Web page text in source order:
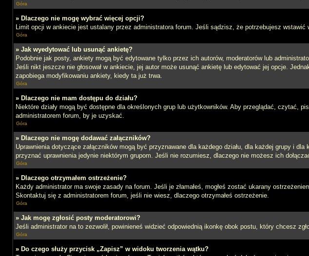
Góra
» Dlaczego nie mogę wybrać więcej opcji?
Limit opcji w ankiecie jest ustalany przez administratora forum. Jeśli sądzisz, że potrzebujesz
Góra
» Jak wyedytować lub usunąć ankietę?
Podobnie jak posty, ankiety mogą być edytowane tylko przez ich autorów, moderatorów lub
Jeśli nikt jeszcze nie głosował w ankiecie, jej autor może usunąć ankietę lub edytować jej opcje.
zapobiega modyfikowaniu ankiety, kiedy ta już trwa.
Góra
» Dlaczego nie mam dostępu do działu?
Niektóre działy mogą być dostępne dla określonych grup lub użytkowników. Aby przeglądać, czytać,
administratorem forum, by je uzyskać.
Góra
» Dlaczego nie mogę dodawać załączników?
Uprawnienia dotyczące załączników mogą być przyznawane dla każdego działu, dla każdej grupy i
przyznać uprawnienia jedynie niektórym grupom. Jeśli nie rozumiesz, dlaczego nie możesz ich
Góra
» Dlaczego otrzymałem ostrzeżenie?
Każdy administrator ma swoje zasady na forum. Jeśli je złamałeś, mogłeś zostać ukarany
Skontaktuj się z administratorem forum, jeśli nie wiesz, dlaczego otrzymałeś ostrzeżenie.
Góra
» Jak mogę zgłosić posty moderatorowi?
Jeśli administrator na to zezwolił, powinieneś widzieć odpowiednią ikonkę obok postu, który chcesz
Góra
» Do czego służy przycisk „Zapisz” w widoku tworzenia wątku?